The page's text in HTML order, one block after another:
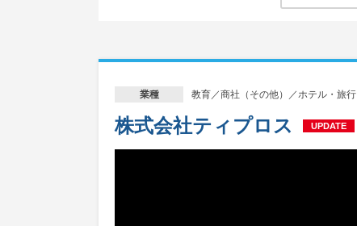
業種 教育／商社（その他）／ホテル・旅行
株式会社ティプロス UPDATE